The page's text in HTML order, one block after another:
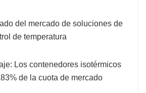
del mercado de soluciones de
de temperatura
Los contenedores isotérmicos
de la cuota de mercado